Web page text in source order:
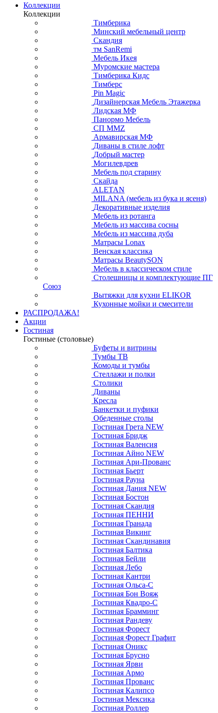
Коллекции
Коллекции
Тимберика
Минский мебельный центр
Скандия
тм SanRemi
Мебель Икея
Муромские мастера
Тимберика Кидс
Тимберс
Pin Magic
Дизайнерская Мебель Этажерка
Лидская МФ
Панормо Мебель
СП ММZ
Армавирская МФ
Диваны в стиле лофт
Добрый мастер
Могилевдрев
Мебель под старину
Скайда
ALETAN
MILANA (мебель из бука и ясеня)
Декоративные изделия
Мебель из ротанга
Мебель из массива сосны
Мебель из массива дуба
Матрасы Lonax
Венская классика
Матрасы BeautySON
Мебель в классическом стиле
Столешницы и комплектующие ПГ
Союз
Вытяжки для кухни ELIKOR
Кухонные мойки и смесители
РАСПРОДАЖА!
Акции
Гостиная
Гостиные (столовые)
Буфеты и витрины
Тумбы ТВ
Комоды и тумбы
Стеллажи и полки
Столики
Диваны
Кресла
Банкетки и пуфики
Обеденные столы
Гостиная Грета NEW
Гостиная Бридж
Гостиная Валенсия
Гостиная Айно NEW
Гостиная Ари-Прованс
Гостиная Бьерт
Гостиная Рауна
Гостиная Дания NEW
Гостиная Бостон
Гостиная Скандия
Гостиная ПЕННИ
Гостиная Гранада
Гостиная Викинг
Гостиная Скандинавия
Гостиная Балтика
Гостиная Бейли
Гостиная Лебо
Гостиная Кантри
Гостиная Ольса-С
Гостиная Бон Вояж
Гостиная Квадро-С
Гостиная Брамминг
Гостиная Рандеву
Гостиная Форест
Гостиная Форест Графит
Гостиная Оникс
Гостиная Брусно
Гостиная Ярви
Гостиная Армо
Гостиная Прованс
Гостиная Калипсо
Гостиная Мексика
Гостиная Роллер